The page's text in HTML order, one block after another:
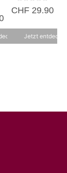
0
v
CHF29.90
Jetzt